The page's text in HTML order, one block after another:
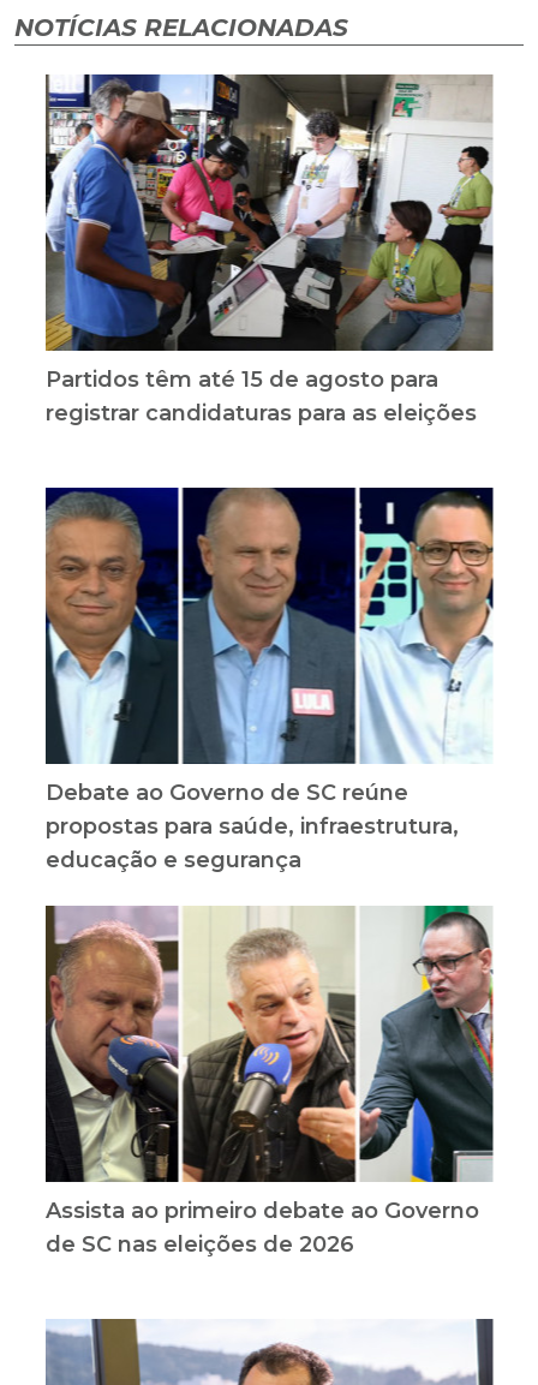
NOTÍCIAS RELACIONADAS
Partidos têm até 15 de agosto para
registrar candidaturas para as eleições
Debate ao Governo de SC reúne
propostas para saúde, infraestrutura,
educação e segurança
Assista ao primeiro debate ao Governo
de SC nas eleições de 2026